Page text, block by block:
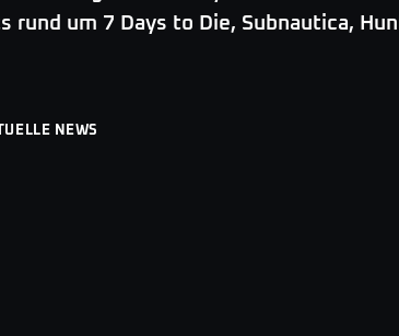
rund um 7 Days to Die, Subnautica,
NEWS